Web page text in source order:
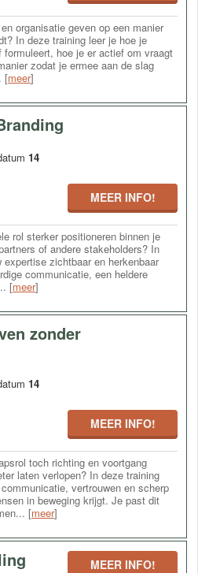
organisatie geven op een manier
In deze training leer je hoe je
hoe je er actief om vraagt
zodat je ermee aan de slag
[meer]
14
MEER INFO!
rol sterker positioneren binnen je
of andere stakeholders? In
zichtbaar en herkenbaar
communicatie, een heldere
[meer]
zonder
14
MEER INFO!
toch richting en voortgang
laten verlopen? In deze training
vertrouwen en scherp
in beweging krijgt. Je past dit
[meer]
MEER INFO!